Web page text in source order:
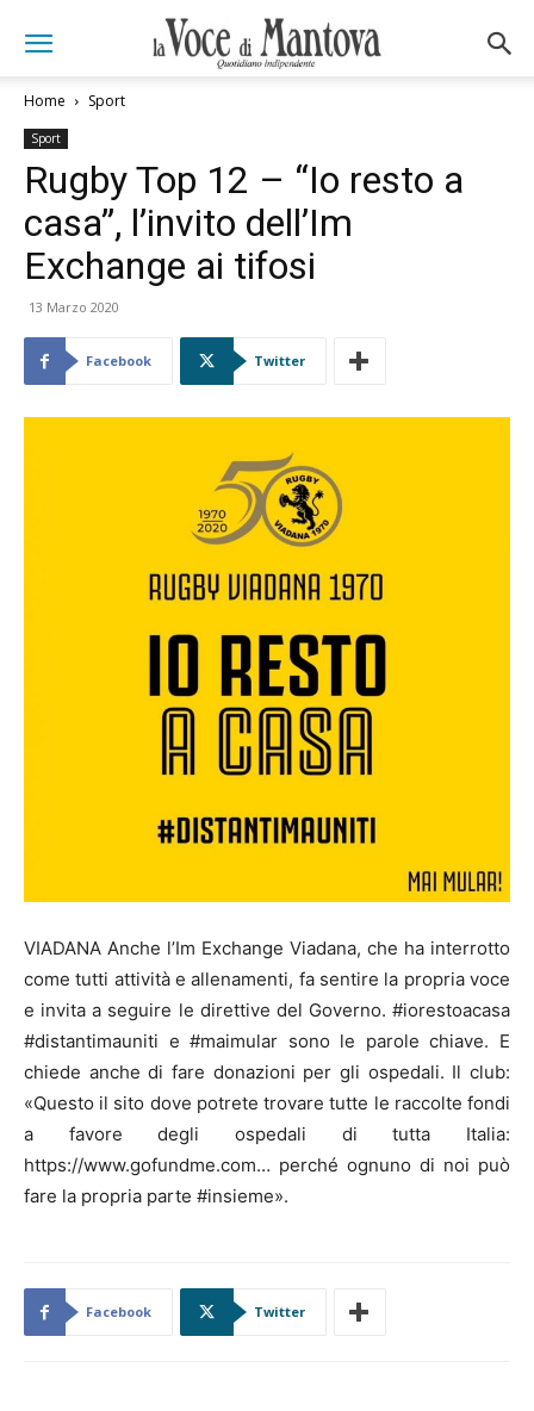
Home Sport
Sport
Rugby Top 12 – “Io resto a
casa”, l’invito dell’Im
Exchange ai tifosi
13 Marzo 2020
Facebook Twitter
VIADANA Anche l’Im Exchange Viadana, che ha interrotto
come tutti attività e allenamenti, fa sentire la propria voce
e invita a seguire le direttive del Governo. #iorestoacasa
#distantimauniti e #maimular sono le parole chiave. E
chiede anche di fare donazioni per gli ospedali. Il club:
«Questo il sito dove potrete trovare tutte le raccolte fondi
a favore degli ospedali di tutta Italia:
https://www.gofundme.com… perché ognuno di noi può
fare la propria parte #insieme».
Facebook Twitter